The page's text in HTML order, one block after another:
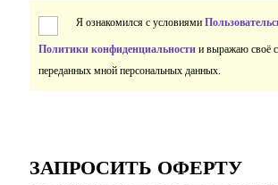
Я ознакомился с условиями
Политики конфиденциальности и выражаю своё
переданных мной персональных данных.
ЗАПРОСИТЬ ОФЕРТУ